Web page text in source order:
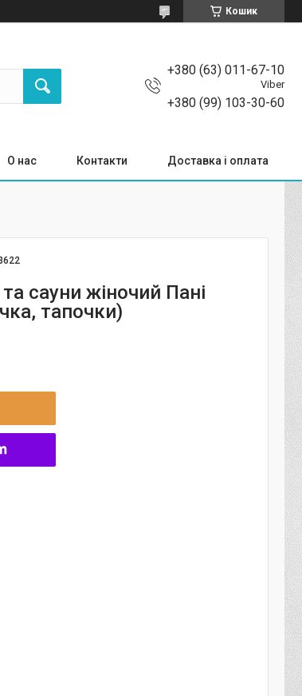
Кошик
+380 (63) 011-67-10
Viber
+380 (99) 103-30-60
О нас Контакти Доставка і оплата
сауни жіночий Пані
тапочки)